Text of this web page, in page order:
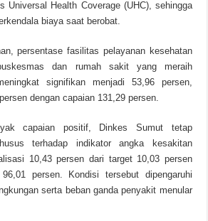
Universal Health Coverage (UHC), sehingga
biaya saat berobat.
persentase fasilitas pelayanan kesehatan
dan rumah sakit yang meraih
signifikan menjadi 53,96 persen,
dengan capaian 131,29 persen.
capaian positif, Dinkes Sumut tetap
terhadap indikator angka kesakitan
10,43 persen dari target 10,03 persen
persen. Kondisi tersebut dipengaruhi
serta beban ganda penyakit menular